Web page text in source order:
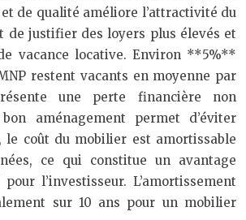
de qualité améliore l’attractivité du
de justifier des loyers plus élevés et
vacance locative. Environ **5%**
restent vacants en moyenne par
une perte financière non
aménagement permet d’éviter
le coût du mobilier est amortissable
ce qui constitue un avantage
l’investisseur. L’amortissement
sur 10 ans pour un mobilier